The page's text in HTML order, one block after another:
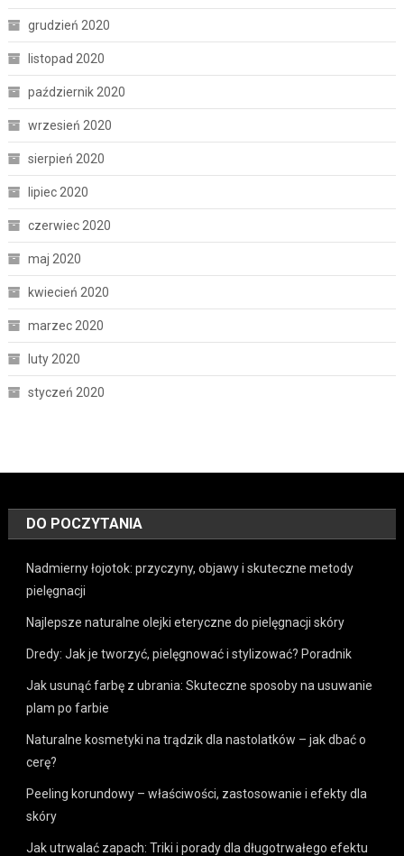
grudzień 2020
listopad 2020
październik 2020
wrzesień 2020
sierpień 2020
lipiec 2020
czerwiec 2020
maj 2020
kwiecień 2020
marzec 2020
luty 2020
styczeń 2020
DO POCZYTANIA
Nadmierny łojotok: przyczyny, objawy i skuteczne metody
pielęgnacji
Najlepsze naturalne olejki eteryczne do pielęgnacji skóry
Dredy: Jak je tworzyć, pielęgnować i stylizować? Poradnik
Jak usunąć farbę z ubrania: Skuteczne sposoby na usuwanie
plam po farbie
Naturalne kosmetyki na trądzik dla nastolatków – jak dbać o
cerę?
Peeling korundowy – właściwości, zastosowanie i efekty dla
skóry
Jak utrwalać zapach: Triki i porady dla długotrwałego efektu